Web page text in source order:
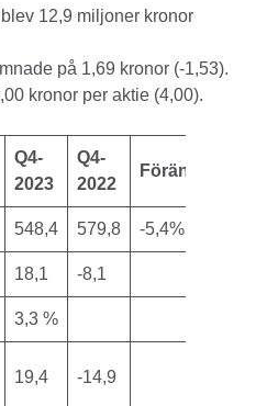
12,9 miljoner kronor
på 1,69 kronor (-1,53).
kronor per aktie (4,00).
Q4-
2023
Q4-
2022
Förändring
548,4 579,8 -5,4%
18,1 -8,1
3,3 %
19,4 -14,9